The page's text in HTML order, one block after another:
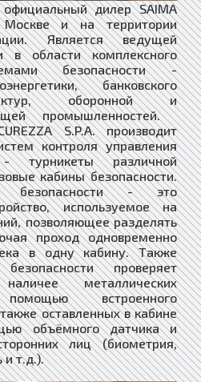
дилер SAIMA
Москве и на территории
Является ведущей
в области комплексного
безопасности -
банковского
оборонной и
промышленностей.
S.P.A. производит
контроля управления
турникеты различной
кабины безопасности.
безопасности - это
используемое на
позволяющее разделять
проход одновременно
в одну кабину. Также
проверяет
металлических
встроенного
оставленных в кабине
объёмного датчика и
лиц (биометрия,
и т.д.).